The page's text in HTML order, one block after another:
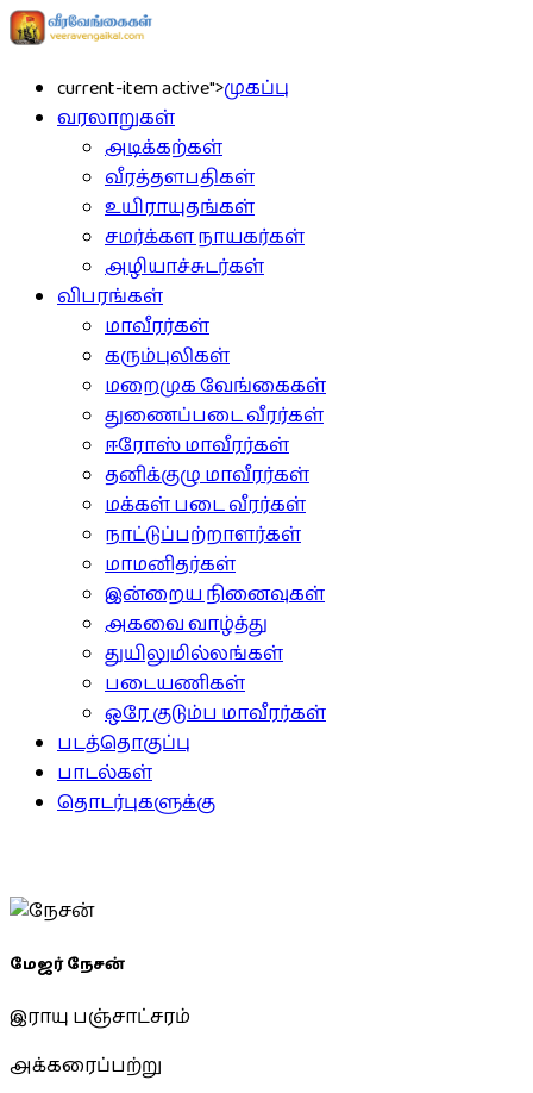
current-item active">முகப்பு
வரலாறுகள்
அடிக்கற்கள்
வீரத்தளபதிகள்
உயிராயுதங்கள்
சமர்க்கள நாயகர்கள்
அழியாச்சுடர்கள்
விபரங்கள்
மாவீரர்கள்
கரும்புலிகள்
மறைமுக வேங்கைகள்
துணைப்படை வீரர்கள்
ஈரோஸ் மாவீரர்கள்
தனிக்குழு மாவீரர்கள்
மக்கள் படை வீரர்கள்
நாட்டுப்பற்றாளர்கள்
மாமனிதர்கள்
இன்றைய நினைவுகள்
அகவை வாழ்த்து
துயிலுமில்லங்கள்
படையணிகள்
ஒரே குடும்ப மாவீரர்கள்
படத்தொகுப்பு
பாடல்கள்
தொடர்புகளுக்கு
மேஜர் நேசன்
இராயு பஞ்சாட்சரம்
அக்கரைப்பற்று